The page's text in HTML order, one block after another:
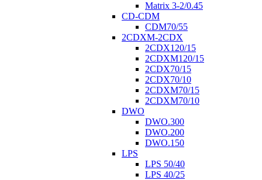
Matrix 3-2/0.45
CD-CDM
CDM70/55
2CDXM-2CDX
2CDX120/15
2CDXM120/15
2CDX70/15
2CDX70/10
2CDXM70/15
2CDXM70/10
DWO
DWO.300
DWO.200
DWO.150
LPS
LPS 50/40
LPS 40/25